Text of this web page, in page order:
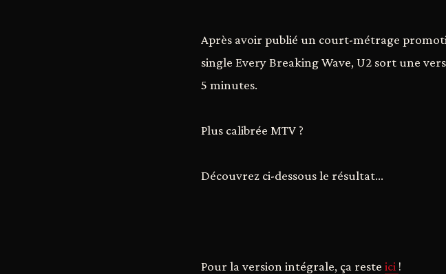
Après avoir publié un court-métrage
single Every Breaking Wave, U2 sort une
5 minutes.
Plus calibrée MTV ?
Découvrez ci-dessous le résultat...
Pour la version intégrale, ça reste ici !